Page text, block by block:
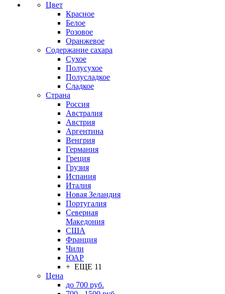
Цвет
Красное
Белое
Розовое
Оранжевое
Содержание сахара
Сухое
Полусухое
Полусладкое
Сладкое
Страна
Россия
Австралия
Австрия
Аргентина
Венгрия
Германия
Греция
Грузия
Испания
Италия
Новая Зеландия
Португалия
Северная
Македония
США
Франция
Чили
ЮАР
+ ЕЩЕ 11
Цена
до 700 руб.